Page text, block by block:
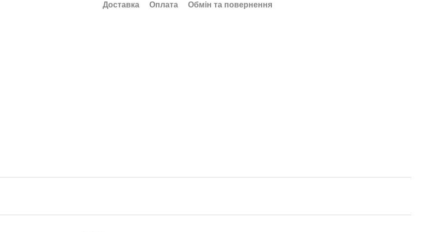
Доставка Оплата Обмін та повернення